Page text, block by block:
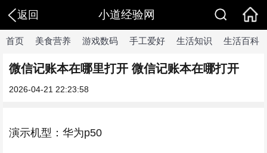
返回 小道经验网
首页 美食营养 游戏数码 手工爱好 生活知识 生活百科
微信记账本在哪里打开 微信记账本在哪打开
2026-04-21 22:23:58
演示机型：华为p50